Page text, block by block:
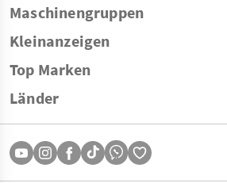
Maschinengruppen
Kleinanzeigen
Top Marken
Länder